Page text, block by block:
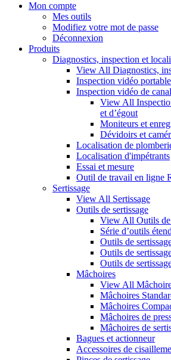
Mon compte
Mes outils
Modifiez votre mot de passe
Déconnexion
Produits
Diagnostics, inspection et
View All Diagnostics,
Inspection vidéo portable
Inspection vidéo de
View All
et d’égout
Moniteurs et
Dévidoirs et
Localisation de
Localisation d'impétrants
Essai et mesure
Outil de travail en
Sertissage
View All Sertissage
Outils de sertissage
View All Outils de
Série d’outils
Outils de
Outils de
Outils de
Mâchoires
View All
Mâchoires
Mâchoires
Mâchoires de
Mâchoires de
Bagues et actionneur
Accessoires de